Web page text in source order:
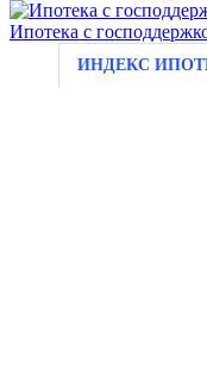
Ипотека с
ИНДЕКС